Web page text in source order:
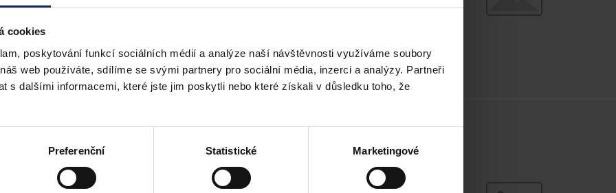
cookies
poskytování funkcí sociálních médií a analýze naší návštěvnosti využíváme soubory
web používáte, sdílíme se svými partnery pro sociální média, inzerci a analýzy. Partneři
s dalšími informacemi, které jste jim poskytli nebo které získali v důsledku toho, že
Preferenční Statistické Marketingové
2025 tato záloha činí 3.143 Kč, oproti 2.968 Kč v roce 2024.
Limit maximálního vyměřovacího základu pro sociální pojištění, nad který se
nejrozsáhlejších změn v oblasti DPH. Novela zákona o DPH zakotvila klíčové
DPH: Co se všechno změní?